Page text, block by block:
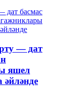
— дат
яшел
әйләнде